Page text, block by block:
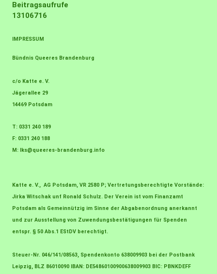
Beitragsaufrufe
13106716
IMPRESSUM
Bündnis Queeres Brandenburg
c/o Katte e. V.
Jägerallee 29
14469 Potsdam
T: 0331 240 189
F: 0331 240 188
M:
lks@queeres-brandenburg.info
Katte e. V., AG Potsdam, VR 2580 P; Vertretungsberechtigte Vorstände:
Jirka Witschak unf Ronald Schulz. Der Verein ist vom Finanzamt
Potsdam als Gemeinnützig im Sinne der Abgabenordnung anerkannt
und zur Ausstellung von Zuwendungsbestätigungen für Spenden
entspr. § 50 Abs.1 EStDV berechtigt.
Steuer-Nr. 046/141/08563, Spendenkonto 638009903 bei der Postbank
Leipzig, BLZ 86010090 IBAN: DE54860100900638009903 BIC: PBNKDEFF